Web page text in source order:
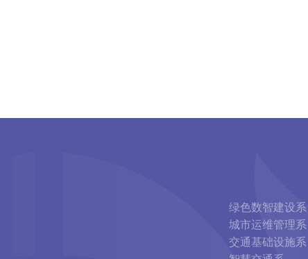
绿色数智建设系
城市运维管理系
交通基础设施系